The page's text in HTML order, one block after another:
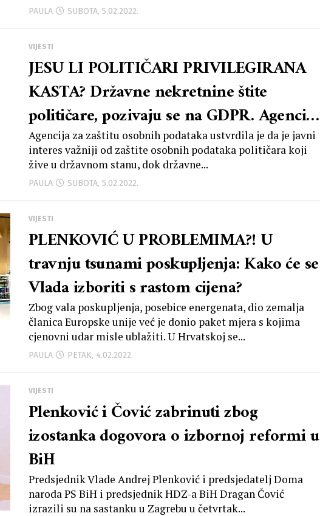
PAULA SUBOTA, 5.02.2022.
VIJESTI
JESU LI POLITIČARI PRIVILEGIRANA
KASTA? Državne nekretnine štite
političare, pozivaju se na GDPR. Agencija
ih prozvala
Agencija za zaštitu osobnih podataka ustvrdila je da je javni
interes važniji od zaštite osobnih podataka političara koji
žive u državnom stanu, dok državne...
PAULA SUBOTA, 5.02.2022.
VIJESTI
PLENKOVIĆ U PROBLEMIMA?! U
travnju tsunami poskupljenja: Kako će se
Vlada izboriti s rastom cijena?
Zbog vala poskupljenja, posebice energenata, dio zemalja
članica Europske unije već je donio paket mjera s kojima
cjenovni udar misle ublažiti. U Hrvatskoj se...
PAULA PETAK, 4.02.2022.
VIJESTI
Plenković i Čović zabrinuti zbog
izostanka dogovora o izbornoj reformi u
BiH
Predsjednik Vlade Andrej Plenković i predsjedatelj Doma
naroda PS BiH i predsjednik HDZ-a BiH Dragan Čović
izrazili su na sastanku u Zagrebu u četvrtak...